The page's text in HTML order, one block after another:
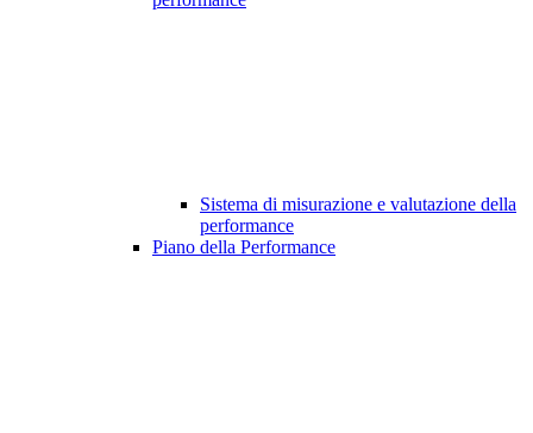
Sistema di misurazione e valutazione della
performance
Piano della Performance